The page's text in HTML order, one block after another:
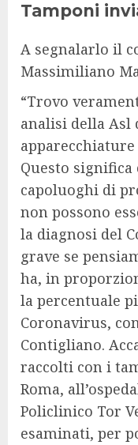
Tamponi
A segnalarlo il
Massimiliano
“Trovo
analisi della Asl
Questo
capoluoghi di
non possono
la diagnosi del
grave se
ha, in
la percentuale
Coronavirus,
Contigliano.
raccolti con i
Roma,
Policlinico Tor
esaminati, per